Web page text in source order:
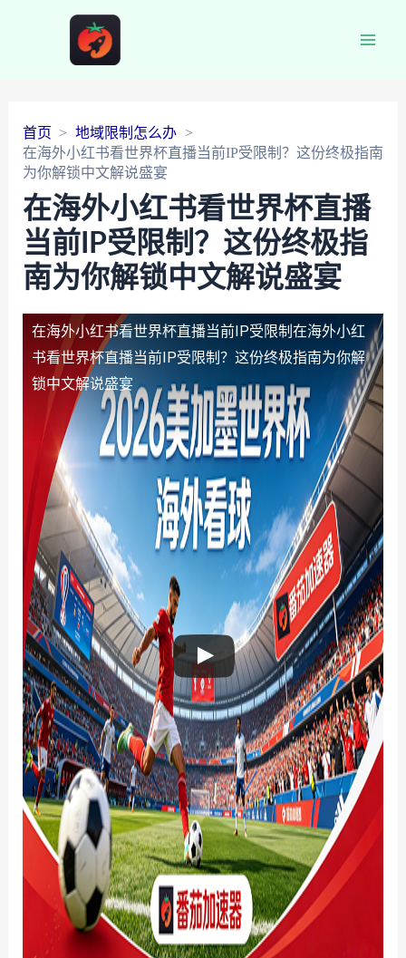
首页
地域限制怎么办
在海外小红书看世界杯直播当前IP受限制？这份终极指南
为你解锁中文解说盛宴
在海外小红书看世界杯直播
当前IP受限制？这份终极指
南为你解锁中文解说盛宴
在海外小红书看世界杯直播当前IP受限制 在海外小红
书看世界杯直播当前IP受限制？这份终极指南为你解
锁中文解说盛宴